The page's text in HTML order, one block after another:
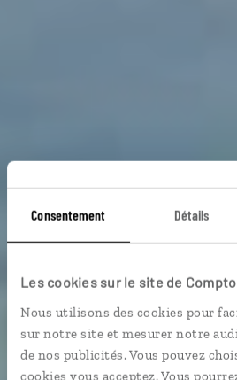
Consentement Détails
Les cookies sur le site de
Nous utilisons des cookies pour
sur notre site et mesurer notre
de nos publicités. Vous pouvez
cookies vous acceptez. Vous
Sur les
Croisière en catamaran en
Dominique.